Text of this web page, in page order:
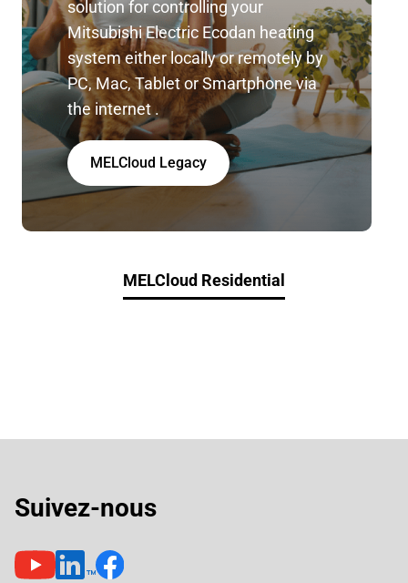
solution for controlling your
Mitsubishi Electric Ecodan heating
system either locally or remotely by
PC, Mac, Tablet or Smartphone via
the internet .
MELCloud Legacy
MELCloud Residential
Suivez-nous